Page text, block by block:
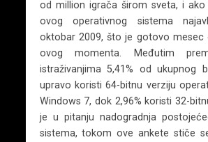
od million igrača širom sveta, i ako
ovog operativnog sistema
oktobar 2009, što je gotovo mesec
ovog momenta. Međutim
istraživanjima 5,41% od ukupnog
upravo koristi 64-bitnu verziju
Windows 7, dok 2,96% koristi 32-
je u pitanju nadogradnja
sistema, tokom ove ankete stiče